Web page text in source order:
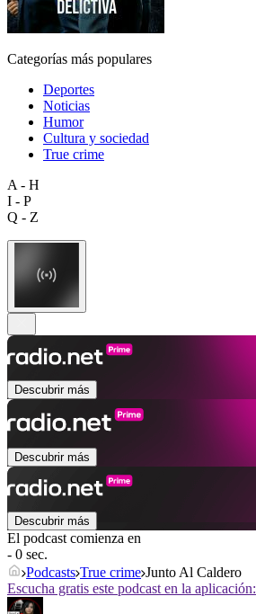
Categorías más populares
Deportes
Noticias
Humor
Cultura y sociedad
True crime
A - H
I - P
Q - Z
Descubrir más
Descubrir más
Descubrir más
El podcast comienza en
- 0 sec.
Podcasts True crime Junto Al Caldero
Escucha gratis este podcast en la aplicación: